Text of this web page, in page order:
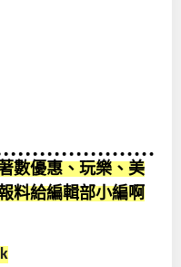
數優惠、玩樂、美
料給編輯部小編啊